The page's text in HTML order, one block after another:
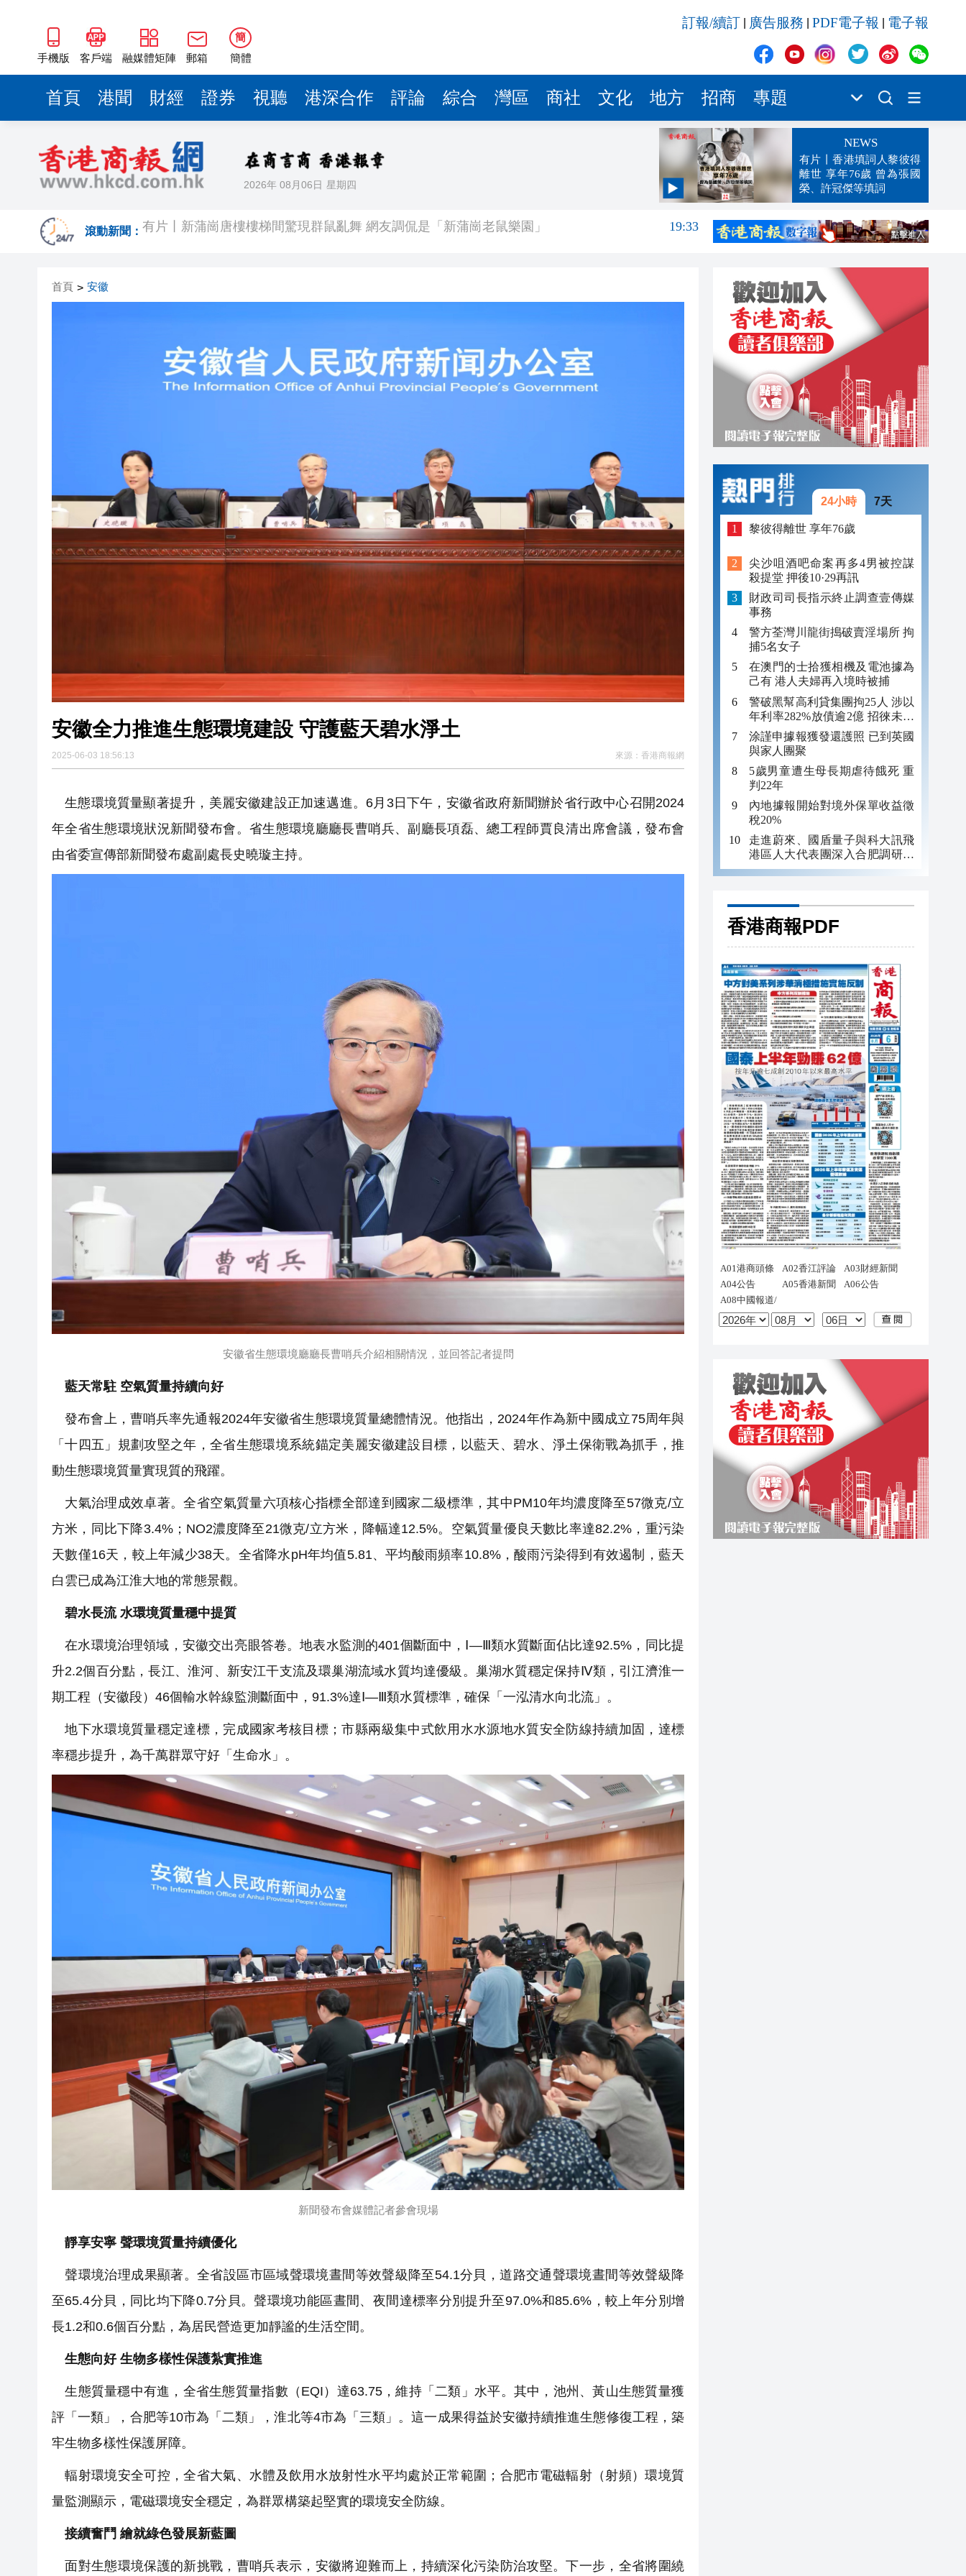
手機版 客戶端 融媒體矩陣 郵箱
簡
簡體
訂報/續訂 廣告服務 PDF電子報 電子報
首頁 港聞 財經 證券 視聽 港深合作 評論 綜合 灣區 商社 文化 地方 招商 專題
2026年 08月06日 星期四
NEWS
有片丨香港填詞人黎彼得
離世 享年76歲 曾為張國
榮、許冠傑等填詞
滾動新聞：
19:33
太古地產料本港寫字樓下半年負續租租金比率收窄 太古廣場明年轉正
19:15
香港女中國書畫家協會會員作品展開幕
有片丨墨西哥街頭一網紅直播時遭槍擊爆頭 當場斃命！
首頁 > 安徽
安徽全力推進生態環境建設 守護藍天碧水淨土
2025-06-03 18:56:13 來源： 香港商報網
生態環境質量顯著提升，美麗安徽建設正加速邁進。6月3日下午，安徽省政府新聞辦於省行政中心召開2024
年全省生態環境狀況新聞發布會。省生態環境廳廳長曹哨兵、副廳長項磊、總工程師賈良清出席會議，發布會
由省委宣傳部新聞發布處副處長史曉璇主持。
安徽省生態環境廳廳長曹哨兵介紹相關情況，並回答記者提問
藍天常駐 空氣質量持續向好
發布會上，曹哨兵率先通報2024年安徽省生態環境質量總體情況。他指出，2024年作為新中國成立75周年與
「十四五」規劃攻堅之年，全省生態環境系統錨定美麗安徽建設目標，以藍天、碧水、淨土保衛戰為抓手，推
動生態環境質量實現質的飛躍。
大氣治理成效卓著。全省空氣質量六項核心指標全部達到國家二級標準，其中PM10年均濃度降至57微克/立
方米，同比下降3.4%；NO2濃度降至21微克/立方米，降幅達12.5%。空氣質量優良天數比率達82.2%，重污染
天數僅16天，較上年減少38天。全省降水pH年均值5.81、平均酸雨頻率10.8%，酸雨污染得到有效遏制，藍天
白雲已成為江淮大地的常態景觀。
碧水長流 水環境質量穩中提質
在水環境治理領域，安徽交出亮眼答卷。地表水監測的401個斷面中，Ⅰ—Ⅲ類水質斷面佔比達92.5%，同比提
升2.2個百分點，長江、淮河、新安江干支流及環巢湖流域水質均達優級。巢湖水質穩定保持Ⅳ類，引江濟淮一
期工程（安徽段）46個輸水幹線監測斷面中，91.3%達Ⅰ—Ⅲ類水質標準，確保「一泓清水向北流」。
地下水環境質量穩定達標，完成國家考核目標；市縣兩級集中式飲用水水源地水質安全防線持續加固，達標
率穩步提升，為千萬群眾守好「生命水」。
新聞發布會媒體記者參會現場
靜享安寧 聲環境質量持續優化
聲環境治理成果顯著。全省設區市區域聲環境晝間等效聲級降至54.1分貝，道路交通聲環境晝間等效聲級降
至65.4分貝，同比均下降0.7分貝。聲環境功能區晝間、夜間達標率分別提升至97.0%和85.6%，較上年分別增
長1.2和0.6個百分點，為居民營造更加靜謐的生活空間。
生態向好 生物多樣性保護紮實推進
生態質量穩中有進，全省生態質量指數（EQI）達63.75，維持「二類」水平。其中，池州、黃山生態質量獲
評「一類」，合肥等10市為「二類」，淮北等4市為「三類」。這一成果得益於安徽持續推進生態修復工程，築
牢生物多樣性保護屏障。
輻射環境安全可控，全省大氣、水體及飲用水放射性水平均處於正常範圍；合肥市電磁輻射（射頻）環境質
量監測顯示，電磁環境安全穩定，為群眾構築起堅實的環境安全防線。
接續奮鬥 繪就綠色發展新藍圖
面對生態環境保護的新挑戰，曹哨兵表示，安徽將迎難而上，持續深化污染防治攻堅。下一步，全省將圍繞
24小時 7天
黎彼得離世 享年76歲
尖沙咀酒吧命案再多4男被控謀
殺提堂 押後10·29再訊
財政司司長指示終止調查壹傳媒
事務
警方荃灣川龍街搗破賣淫場所 拘
捕5名女子
在澳門的士拾獲相機及電池據為
己有 港人夫婦再入境時被捕
警破黑幫高利貸集團拘25人 涉以
年利率282%放債逾2億 招徠未成
年追數
涂謹申據報獲發還護照 已到英國
與家人團聚
5歲男童遭生母長期虐待餓死 重
判22年
內地據報開始對境外保單收益徵
稅20%
走進蔚來、國盾量子與科大訊飛
港區人大代表團深入合肥調研科
創成果
香港商報PDF